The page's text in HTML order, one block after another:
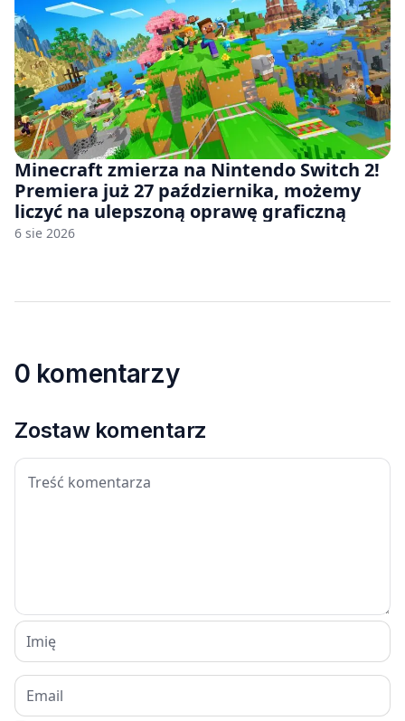
Minecraft zmierza na Nintendo Switch 2!
Premiera już 27 października, możemy
liczyć na ulepszoną oprawę graficzną
6 sie 2026
0 komentarzy
Zostaw komentarz